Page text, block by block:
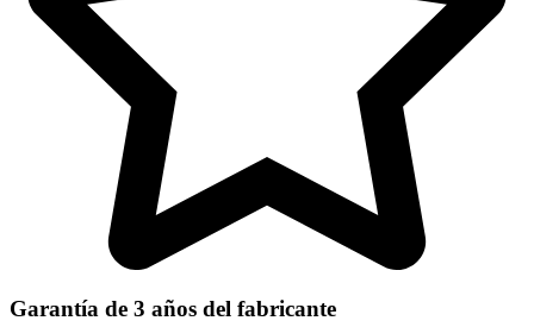
Garantía de 3 años del fabricante